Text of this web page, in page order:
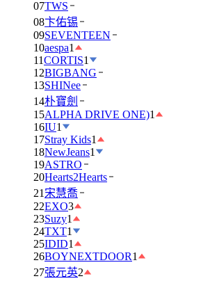
07TWS
08卞佑锡
09SEVENTEEN
10aespa1
11CORTIS1
12BIGBANG
13SHINee
14朴寶劍
15ALPHA DRIVE ONE)1
16IU1
17Stray Kids1
18NewJeans1
19ASTRO
20Hearts2Hearts
21 宋慧喬
22EXO3
23Suzy1
24TXT1
25IDID1
26BOYNEXTDOOR1
27張元英2